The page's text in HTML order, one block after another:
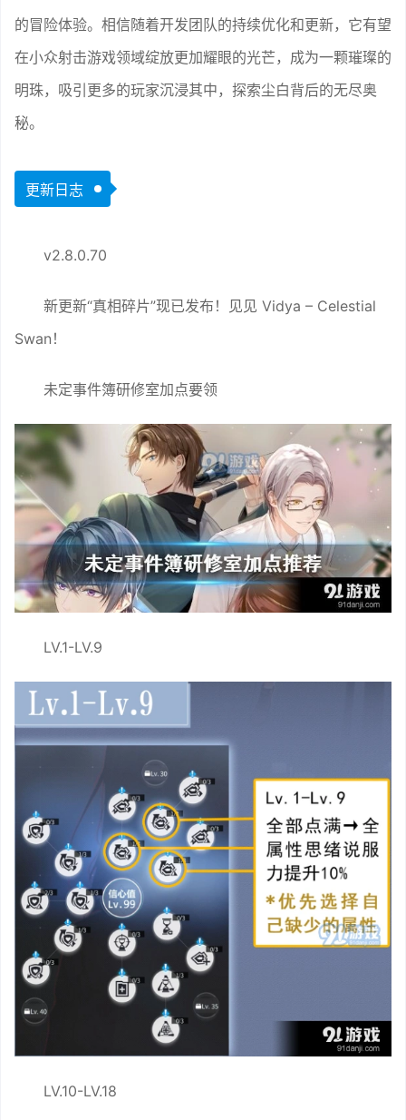
的冒险体验。相信随着开发团队的持续优化和更新，它有望
在小众射击游戏领域绽放更加耀眼的光芒，成为一颗璀璨的
明珠，吸引更多的玩家沉浸其中，探索尘白背后的无尽奥
秘。
更新日志
v2.8.0.70
新更新“真相碎片”现已发布！见见 Vidya – Celestial
Swan！
未定事件簿研修室加点要领
LV.1-LV.9
LV.10-LV.18